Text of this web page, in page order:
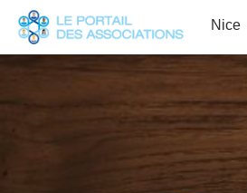
Nice
Panneau de gestion des cookies